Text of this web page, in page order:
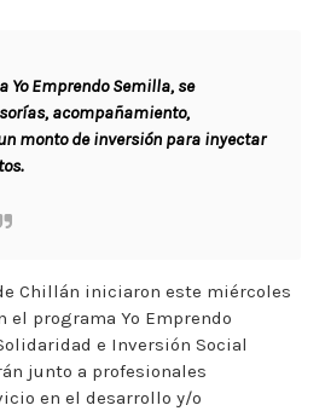
Yo Emprendo Semilla, se
acompañamiento,
monto de inversión para inyectar
Chillán iniciaron este miércoles
programa Yo Emprendo
e Inversión Social
junto a profesionales
en el desarrollo y/o